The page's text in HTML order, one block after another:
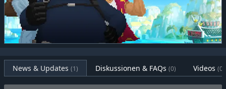
News & Updates (1) Diskussionen & FAQs (0) Videos (0)